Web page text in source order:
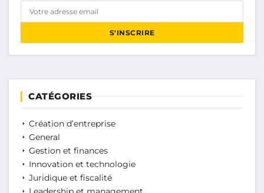
Votre adresse email
S'INSCRIRE
CATÉGORIES
Création d’entreprise
General
Gestion et finances
Innovation et technologie
Juridique et fiscalité